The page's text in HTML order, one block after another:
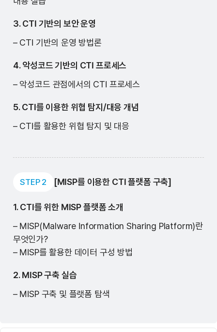
3. CTI 기반의 보안 운영
– CTI 기반의 운영 방법론
4. 악성코드 기반의 CTI 프로세스
– 악성코드 관점에서의 CTI 프로세스
5. CTI를 이용한 위협 탐지/대응 개념
– CTI를 활용한 위협 탐지 및 대응
STEP 2 [MISP를 이용한 CTI 플랫폼 구축]
1. CTI를 위한 MISP 플랫폼 소개
– MISP(Malware Information Sharing Platform)란
무엇인가?
– MISP를 활용한 데이터 구성 방법
2. MISP 구축 실습
– MISP 구축 및 플랫폼 탐색